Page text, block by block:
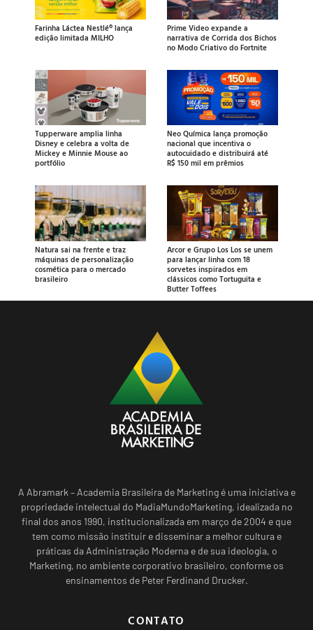
Farinha Láctea Nestlé® lança
edição limitada MILHO
Prime Video expande a
narrativa de Corrida dos Bichos
no Modo Criativo do Fortnite
Tupperware amplia linha
Disney e celebra a volta de
Mickey e Minnie Mouse ao
portfólio
Neo Química lança promoção
nacional que incentiva o
autocuidado e distribuirá até
R$ 150 mil em prêmios
Natura sai na frente e traz
máquinas de personalização
cosmética para o mercado
brasileiro
Arcor e Grupo Los Los se unem
para lançar linha com 18
sorvetes inspirados em
clássicos como Tortuguita e
Butter Toffees
A Abramark – Academia Brasileira de Marketing é uma iniciativa e
propriedade intelectual do MadiaMundoMarketing, idealizada no
final dos anos 1990, institucionalizada em março de 2004 e que
tem como missão instituir e disseminar a melhor cultura e
práticas da Administração Moderna e de sua ideologia, o
Marketing, no ambiente corporativo brasileiro, conforme os
ensinamentos de Peter Ferdinand Drucker.
CONTATO